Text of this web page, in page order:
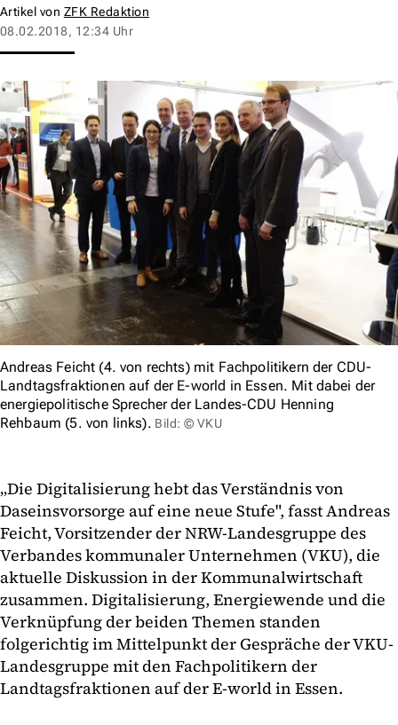
Artikel von ZFK Redaktion
08.02.2018, 12:34 Uhr
Andreas Feicht (4. von rechts) mit Fachpolitikern der CDU-
Landtagsfraktionen auf der E-world in Essen. Mit dabei der
energiepolitische Sprecher der Landes-CDU Henning
Rehbaum (5. von links). Bild: © VKU
„Die Digitalisierung hebt das Verständnis von
Daseinsvorsorge auf eine neue Stufe", fasst Andreas
Feicht, Vorsitzender der NRW-Landesgruppe des
Verbandes kommunaler Unternehmen (VKU), die
aktuelle Diskussion in der Kommunalwirtschaft
zusammen. Digitalisierung, Energiewende und die
Verknüpfung der beiden Themen standen
folgerichtig im Mittelpunkt der Gespräche der VKU-
Landesgruppe mit den Fachpolitikern der
Landtagsfraktionen auf der E-world in Essen.